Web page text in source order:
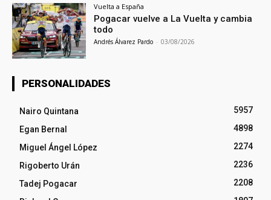
Vuelta a España
Pogacar vuelve a La Vuelta y cambia
todo
Andrés Álvarez Pardo - 03/08/2026
PERSONALIDADES
Nairo Quintana
5957
Egan Bernal
4898
Miguel Ángel López
2274
Rigoberto Urán
2236
Tadej Pogacar
2208